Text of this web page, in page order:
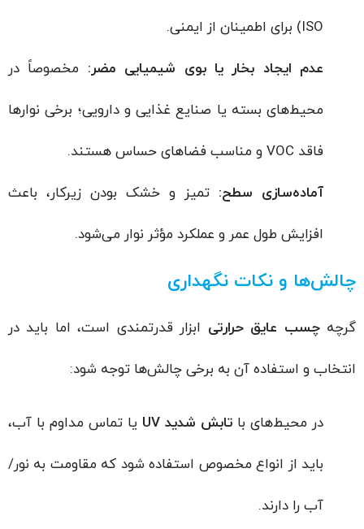
ISO) برای اطمینان از ایمنی.
عدم ایجاد بخار یا بوی شیمیایی مضر:مخصوصاً در
محیط‌های بسته یا صنایع غذایی و دارویی؛ برخی نوارها
فاقد VOC و مناسب فضاهای حساس هستند.
آماده‌سازی سطح:تمیز و خشک بودن زیرکار، باعث
افزایش طول عمر و عملکرد مؤثر نوار می‌شود.
چالش‌ها و نکات نگهداری
گرچه چسب عایق حرارتیابزار قدرتمندی است، اما باید در
انتخاب و استفاده آن به برخی چالش‌ها توجه شود:
در محیط‌های با تابش شدید UV یا تماس مداوم با آب،
باید از انواع مخصوص استفاده شود که مقاومت به نور/
آب را دارند.